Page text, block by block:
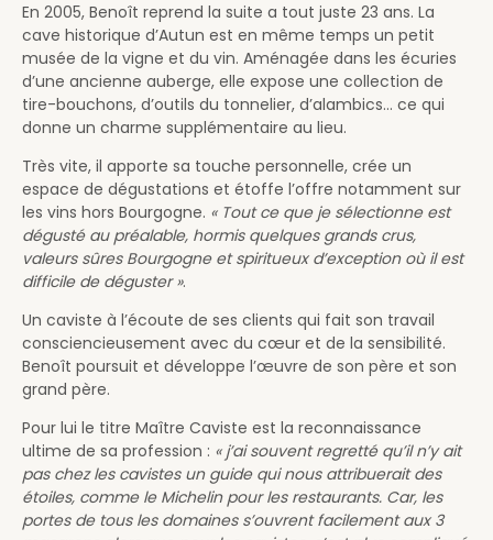
En 2005, Benoît reprend la suite a tout juste 23 ans. La
cave historique d’Autun est en même temps un petit
musée de la vigne et du vin. Aménagée dans les écuries
d’une ancienne auberge, elle expose une collection de
tire-bouchons, d’outils du tonnelier, d’alambics… ce qui
donne un charme supplémentaire au lieu.
Très vite, il apporte sa touche personnelle, crée un
espace de dégustations et étoffe l’offre notamment sur
les vins hors Bourgogne. « Tout ce que je sélectionne est
dégusté au préalable, hormis quelques grands crus,
valeurs sûres Bourgogne et spiritueux d’exception où il est
difficile de déguster ».
Un caviste à l’écoute de ses clients qui fait son travail
consciencieusement avec du cœur et de la sensibilité.
Benoît poursuit et développe l’œuvre de son père et son
grand père.
Pour lui le titre Maître Caviste est la reconnaissance
ultime de sa profession : « j’ai souvent regretté qu’il n’y ait
pas chez les cavistes un guide qui nous attribuerait des
étoiles, comme le Michelin pour les restaurants. Car, les
portes de tous les domaines s’ouvrent facilement aux 3